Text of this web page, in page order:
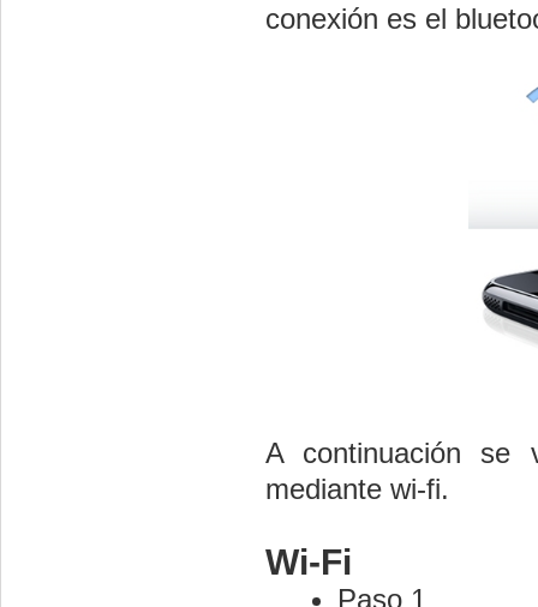
conexión es el
A continuación se
mediante wi-fi.
Wi-Fi
Paso 1